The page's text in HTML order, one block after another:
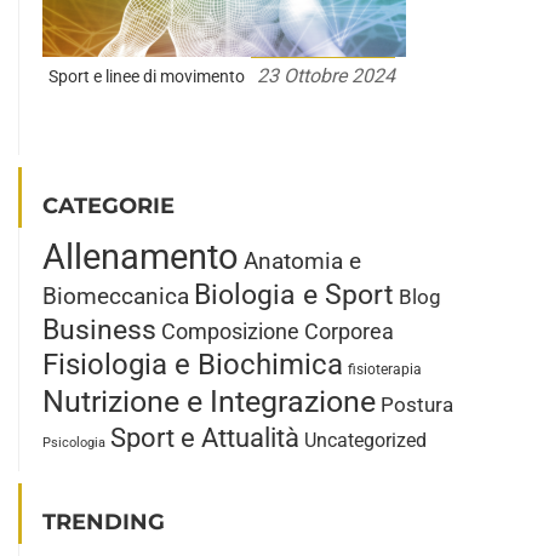
Sport e linee di movimento 23 Ottobre 2024
CATEGORIE
Allenamento Anatomia e
Biomeccanica Biologia e Sport Blog
Business Composizione Corporea
Fisiologia e Biochimica fisioterapia
Nutrizione e Integrazione Postura
Psicologia Sport e Attualità Uncategorized
TRENDING